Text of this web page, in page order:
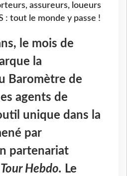
assureurs, loueurs
: tout le monde y passe !
le mois de
la
Baromètre de
agents de
unique dans la
par
partenariat
Tour Hebdo. Le